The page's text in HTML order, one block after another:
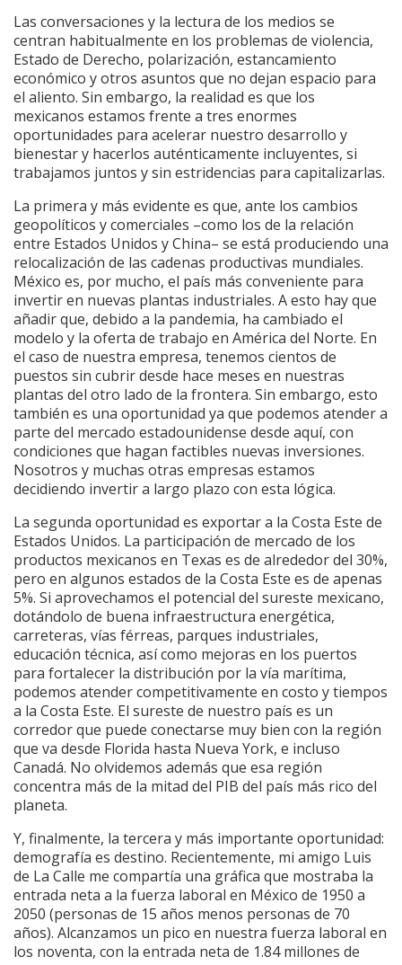
Las conversaciones y la lectura de los medios se
centran habitualmente en los problemas de violencia,
Estado de Derecho, polarización, estancamiento
económico y otros asuntos que no dejan espacio para
el aliento. Sin embargo, la realidad es que los
mexicanos estamos frente a tres enormes
oportunidades para acelerar nuestro desarrollo y
bienestar y hacerlos auténticamente incluyentes, si
trabajamos juntos y sin estridencias para capitalizarlas.
La primera y más evidente es que, ante los cambios
geopolíticos y comerciales –como los de la relación
entre Estados Unidos y China– se está produciendo una
relocalización de las cadenas productivas mundiales.
México es, por mucho, el país más conveniente para
invertir en nuevas plantas industriales. A esto hay que
añadir que, debido a la pandemia, ha cambiado el
modelo y la oferta de trabajo en América del Norte. En
el caso de nuestra empresa, tenemos cientos de
puestos sin cubrir desde hace meses en nuestras
plantas del otro lado de la frontera. Sin embargo, esto
también es una oportunidad ya que podemos atender a
parte del mercado estadounidense desde aquí, con
condiciones que hagan factibles nuevas inversiones.
Nosotros y muchas otras empresas estamos
decidiendo invertir a largo plazo con esta lógica.
La segunda oportunidad es exportar a la Costa Este de
Estados Unidos. La participación de mercado de los
productos mexicanos en Texas es de alrededor del 30%,
pero en algunos estados de la Costa Este es de apenas
5%. Si aprovechamos el potencial del sureste mexicano,
dotándolo de buena infraestructura energética,
carreteras, vías férreas, parques industriales,
educación técnica, así como mejoras en los puertos
para fortalecer la distribución por la vía marítima,
podemos atender competitivamente en costo y tiempos
a la Costa Este. El sureste de nuestro país es un
corredor que puede conectarse muy bien con la región
que va desde Florida hasta Nueva York, e incluso
Canadá. No olvidemos además que esa región
concentra más de la mitad del PIB del país más rico del
planeta.
Y, finalmente, la tercera y más importante oportunidad:
demografía es destino. Recientemente, mi amigo Luis
de La Calle me compartía una gráfica que mostraba la
entrada neta a la fuerza laboral en México de 1950 a
2050 (personas de 15 años menos personas de 70
años). Alcanzamos un pico en nuestra fuerza laboral en
los noventa, con la entrada neta de 1.84 millones de